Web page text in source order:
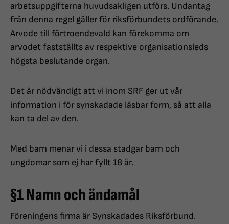
arbetsuppgifterna huvudsakligen utförs. Undantag
från denna regel gäller för riksförbundets ordförande.
Arvode till förtroendevald kan förekomma om
arvodet fastställts av respektive organisationsleds
högsta beslutande organ.
Det är nödvändigt att vi inom SRF ger ut vår
information i för synskadade läsbar form, så att alla
kan ta del av den.
Med barn menar vi i dessa stadgar barn och
ungdomar som ej har fyllt 18 år.
§1 Namn och ändamål
Föreningens firma är Synskadades Riksförbund.